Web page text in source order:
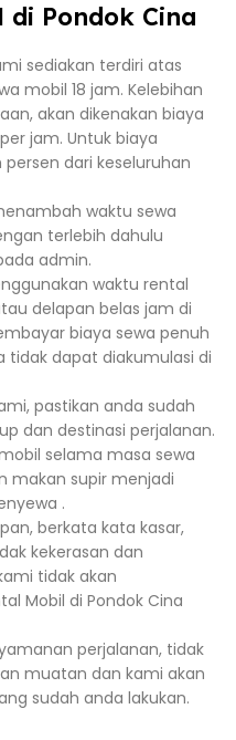
Pondok Cina
sediakan terdiri atas
mobil 18 jam. Kelebihan
akan dikenakan biaya
jam. Untuk biaya
dari keseluruhan
waktu sewa
terlebih dahulu
admin.
waktu rental
delapan belas jam di
biaya sewa penuh
tidak dapat diakumulasi di
pastikan anda sudah
dan destinasi perjalanan.
selama masa sewa
makan supir menjadi
.
berkata kata kasar,
kekerasan dan
tidak akan
Mobil di Pondok Cina
perjalanan, tidak
muatan dan kami akan
sudah anda lakukan.